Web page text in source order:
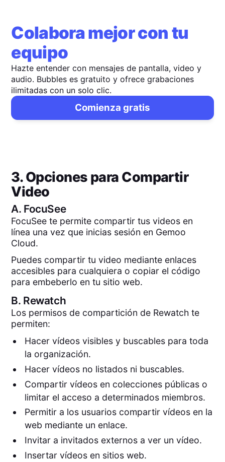
Colabora mejor con tu
equipo
Hazte entender con mensajes de pantalla, video y
audio. Bubbles es gratuito y ofrece grabaciones
ilimitadas con un solo clic.
Comienza gratis
3. Opciones para Compartir
Video
A. FocuSee
FocuSee te permite compartir tus videos en
línea una vez que inicias sesión en Gemoo
Cloud.
Puedes compartir tu video mediante enlaces
accesibles para cualquiera o copiar el código
para embeberlo en tu sitio web.
B. Rewatch
Los permisos de compartición de Rewatch te
permiten:
Hacer vídeos visibles y buscables para toda
la organización.
Hacer vídeos no listados ni buscables.
Compartir vídeos en colecciones públicas o
limitar el acceso a determinados miembros.
Permitir a los usuarios compartir vídeos en la
web mediante un enlace.
Invitar a invitados externos a ver un vídeo.
Insertar vídeos en sitios web.